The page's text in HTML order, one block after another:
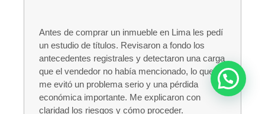
Antes de comprar un inmueble en Lima les pedí
un estudio de títulos. Revisaron a fondo los
antecedentes registrales y detectaron una carga
que el vendedor no había mencionado, lo que
me evitó un problema serio y una pérdida
económica importante. Me explicaron con
claridad los riesgos y cómo proceder.